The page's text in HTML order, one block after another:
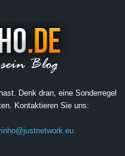
Denk dran, eine Sonderregel
Kontaktieren Sie uns: